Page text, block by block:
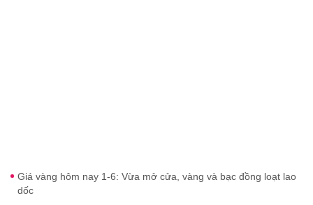
Giá vàng hôm nay 1-6: Vừa mở cửa, vàng và bạc đồng loạt lao
dốc